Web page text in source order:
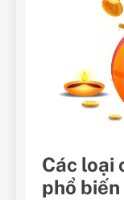
Các loại
phổ biến